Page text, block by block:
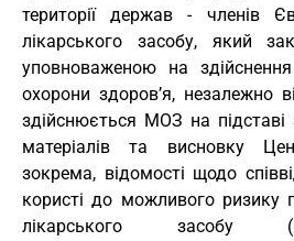
території держав - членів
лікарського засобу, який
уповноваженою на
охорони здоров’я, незалежно
здійснюється МОЗ на підставі
матеріалів та висновку
зокрема, відомості щодо
користі до можливого ризику
лікарського засобу